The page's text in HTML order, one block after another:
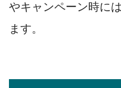
やキャンペーン時に
ます。